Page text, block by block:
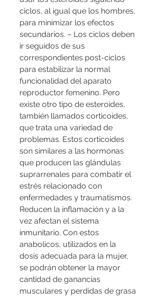
ciclos, al igual que los hombres,
para minimizar los efectos
secundarios. – Los ciclos deben
ir seguidos de sus
correspondientes post-ciclos
para estabilizar la normal
funcionalidad del aparato
reproductor femenino. Pero
existe otro tipo de esteroides,
también llamados corticoides,
que trata una variedad de
problemas. Estos corticoides
son similares a las hormonas
que producen las glándulas
suprarrenales para combatir el
estrés relacionado con
enfermedades y traumatismos.
Reducen la inflamación y a la
vez afectan el sistema
inmunitario. Con estos
anabolicos, utilizados en la
dosis adecuada para la mujer,
se podrán obtener la mayor
cantidad de ganancias
musculares y perdidas de grasa